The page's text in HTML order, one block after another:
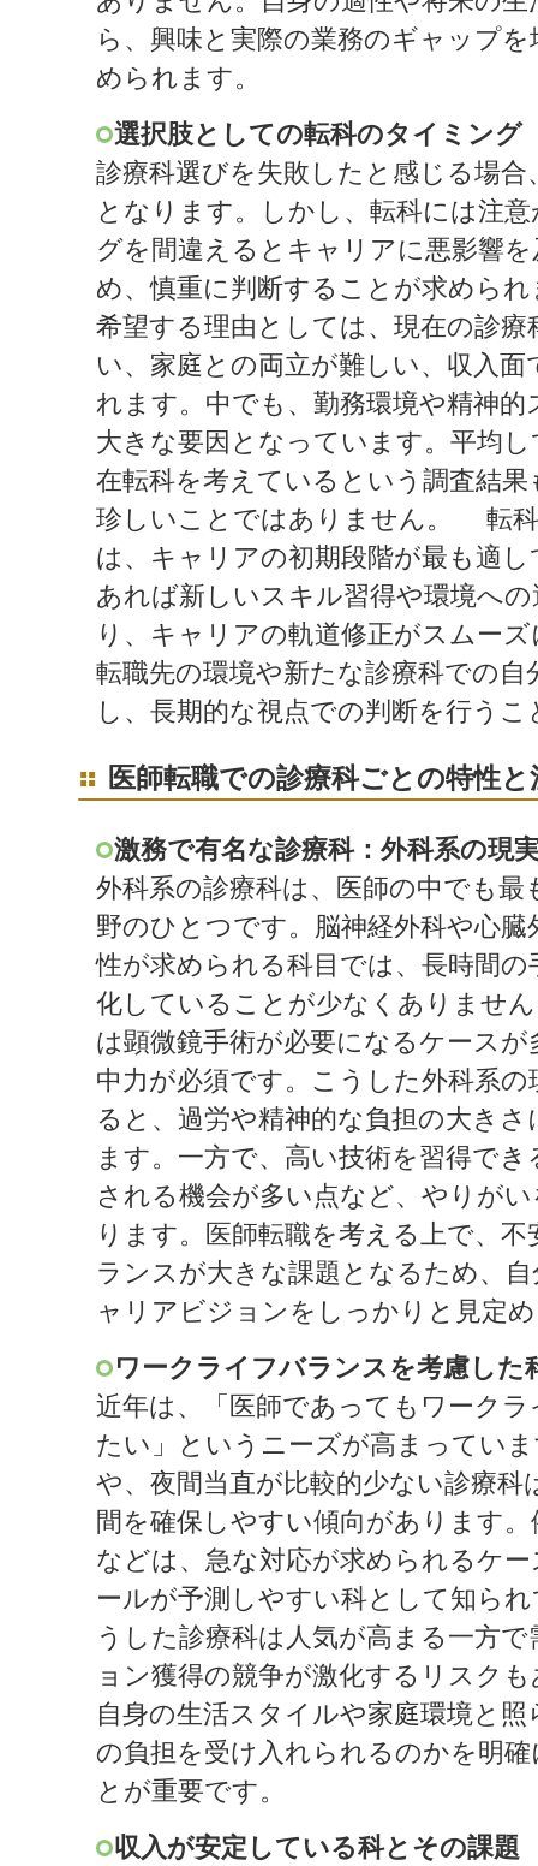
ら、興味と実際の業務のギャップ
められます。
選択肢としての転科のタイミング
診療科選びを失敗したと感じる場合
となります。しかし、転科には注
グを間違えるとキャリアに悪影響
め、慎重に判断することが求めら
希望する理由としては、現在の診
い、家庭との両立が難しい、収入
れます。中でも、勤務環境や精神
大きな要因となっています。平均
在転科を考えているという調査結
珍しいことではありません。 転
は、キャリアの初期段階が最も適
あれば新しいスキル習得や環境へ
り、キャリアの軌道修正がスムー
転職先の環境や新たな診療科での
し、長期的な視点での判断を行う
医師転職での診療科ごとの特性と
激務で有名な診療科：外科系の現
外科系の診療科は、医師の中でも最
野のひとつです。脳神経外科や心
性が求められる科目では、長時間の
化していることが少なくありませ
は顕微鏡手術が必要になるケース
中力が必須です。こうした外科系
ると、過労や精神的な負担の大き
ます。一方で、高い技術を習得で
される機会が多い点など、やりが
ります。医師転職を考える上で、
ランスが大きな課題となるため、
ャリアビジョンをしっかりと見定
ワークライフバランスを考慮した
近年は、「医師であってもワーク
たい」というニーズが高まってい
や、夜間当直が比較的少ない診療
間を確保しやすい傾向があります
などは、急な対応が求められるケ
ールが予測しやすい科として知ら
うした診療科は人気が高まる一方
ョン獲得の競争が激化するリスク
自身の生活スタイルや家庭環境と
の負担を受け入れられるのかを明
とが重要です。
収入が安定している科とその課題